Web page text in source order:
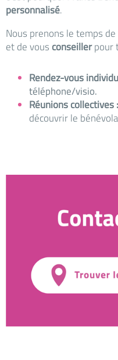
personnalisé.
Nous prenons le temps
et de vous conseillerpour
Rendez-vous
téléphone/visio.
Réunions collectives:
découvrir le